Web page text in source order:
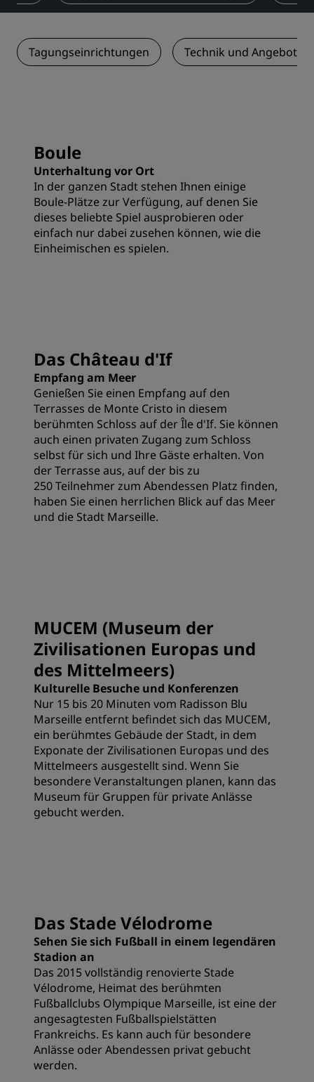
Tagungseinrichtungen Technik und
Boule
Unterhaltung vor Ort
In der ganzen Stadt stehen Ihnen einige
Boule-Plätze zur Verfügung, auf denen Sie
dieses beliebte Spiel ausprobieren oder
einfach nur dabei zusehen können, wie die
Einheimischen es spielen.
Das Château d'If
Empfang am Meer
Genießen Sie einen Empfang auf den
Terrasses de Monte Cristo in diesem
berühmten Schloss auf der Île d'If. Sie können
auch einen privaten Zugang zum Schloss
selbst für sich und Ihre Gäste erhalten. Von
der Terrasse aus, auf der bis zu
250 Teilnehmer zum Abendessen Platz finden,
haben Sie einen herrlichen Blick auf das Meer
und die Stadt Marseille.
MUCEM (Museum der
Zivilisationen Europas und
des Mittelmeers)
Kulturelle Besuche und Konferenzen
Nur 15 bis 20 Minuten vom Radisson Blu
Marseille entfernt befindet sich das MUCEM,
ein berühmtes Gebäude der Stadt, in dem
Exponate der Zivilisationen Europas und des
Mittelmeers ausgestellt sind. Wenn Sie
besondere Veranstaltungen planen, kann das
Museum für Gruppen für private Anlässe
gebucht werden.
Das Stade Vélodrome
Sehen Sie sich Fußball in einem legendären
Stadion an
Das 2015 vollständig renovierte Stade
Vélodrome, Heimat des berühmten
Fußballclubs Olympique Marseille, ist eine der
angesagtesten Fußballspielstätten
Frankreichs. Es kann auch für besondere
Anlässe oder Abendessen privat gebucht
werden.